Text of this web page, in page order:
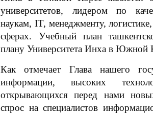
университетов, лидером по
наукам, IT, менеджменту,
сферах. Учебный план
плану Университета Инха в Южной
Как отмечает Глава нашего
информации, высоких
открывающихся перед нами
спрос на специалистов